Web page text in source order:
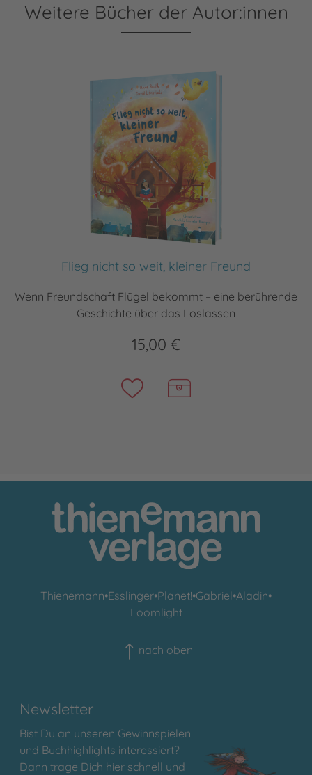
Weitere Bücher der Autor:innen
Flieg nicht so weit, kleiner Freund
Wenn Freundschaft Flügel bekommt – eine berührende
Geschichte über das Loslassen
15,00 €
Thienemann•Esslinger•Planet!•Gabriel•Aladin•
Loomlight
nach oben
Newsletter
Bist Du an unseren Gewinnspielen
und Buchhighlights interessiert?
Dann trage Dich hier schnell und